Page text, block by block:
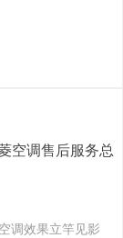
空调售后服务总
调效果立竿见影